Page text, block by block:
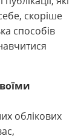
скоріше
способів
облікових